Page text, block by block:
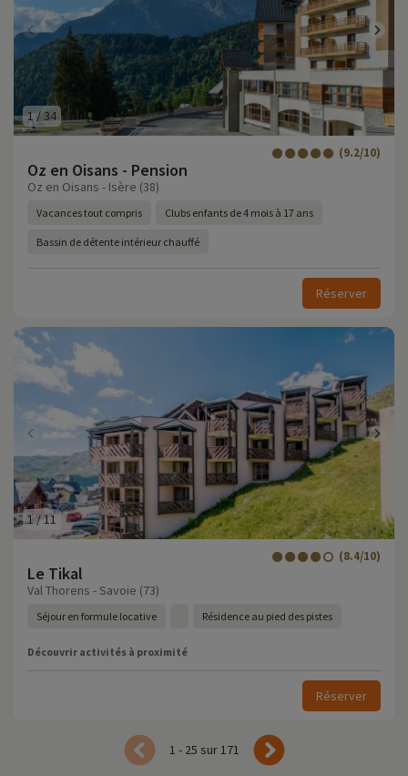
1/34
Oz en Oisans - Pension
(9.2/10)
Oz en Oisans - Isère (38)
Vacances tout compris Clubs enfants de 4 mois à 17 ans
Bassin de détente intérieur chauffé
Réserver
1/11
Le Tikal
(8.4/10)
Val Thorens - Savoie (73)
Séjour en formule locative Résidence au pied des pistes
Découvrir activités à proximité
Réserver
1 - 25 sur 171